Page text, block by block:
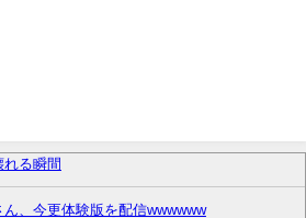
る瞬間
ん、今更体験版を配信wwwwww